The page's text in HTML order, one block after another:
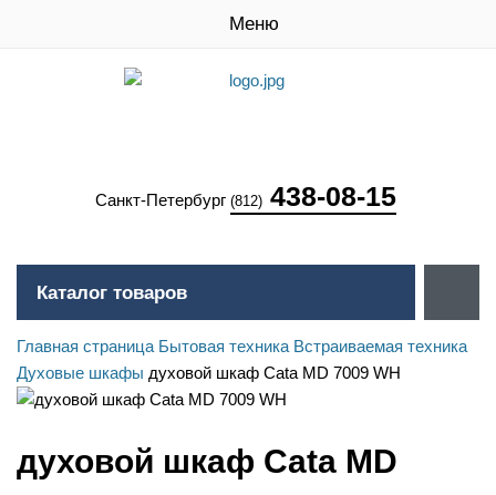
Меню
Санкт-Петербург (812) 438-08-15
Каталог товаров
Главная страница Бытовая техника Встраиваемая техника
Духовые шкафы духовой шкаф Cata MD 7009 WH
духовой шкаф Cata MD